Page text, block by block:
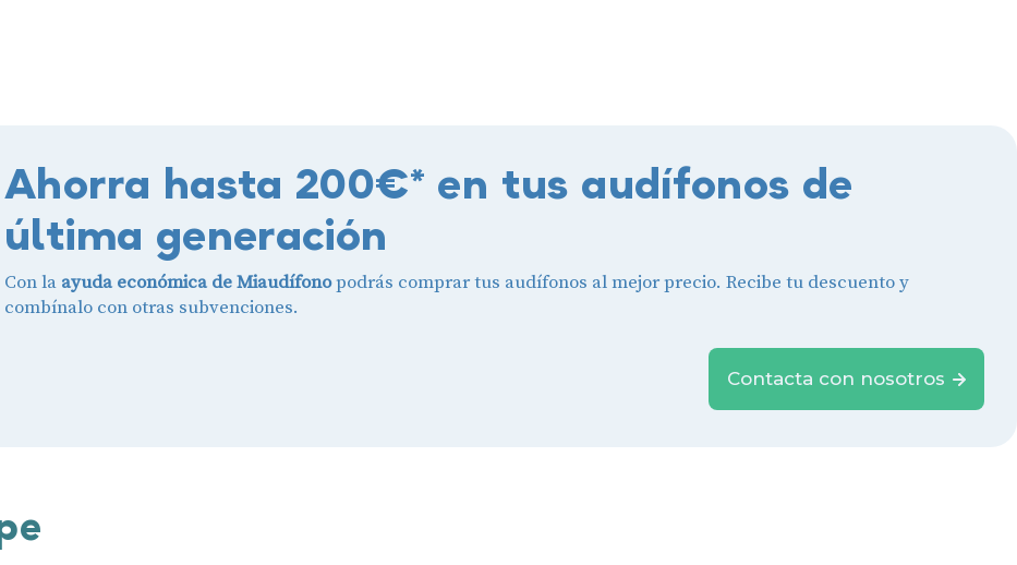
Ahorra hasta 200€* en tus audífonos de
última generación
Con la ayuda económica de Miaudífonopodrás comprar tus audífonos al mejor precio. Recibe tu descuento y
combínalo con otras subvenciones.
Contacta con nosotros